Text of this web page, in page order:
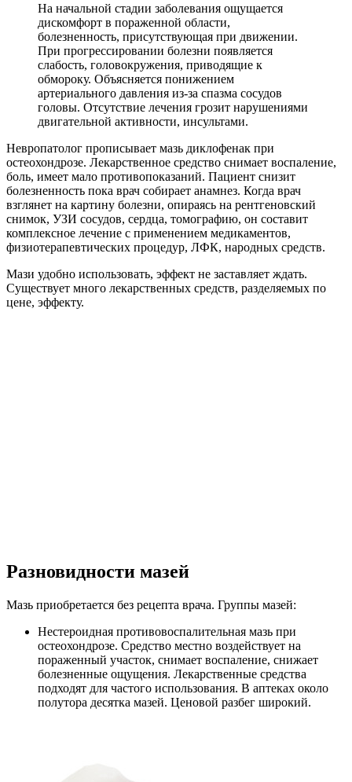
На начальной стадии заболевания ощущается
дискомфорт в пораженной области,
болезненность, присутствующая при движении.
При прогрессировании болезни появляется
слабость, головокружения, приводящие к
обмороку. Объясняется понижением
артериального давления из-за спазма сосудов
головы. Отсутствие лечения грозит нарушениями
двигательной активности, инсультами.
Невропатолог прописывает мазь диклофенак при
остеохондрозе. Лекарственное средство снимает воспаление,
боль, имеет мало противопоказаний. Пациент снизит
болезненность пока врач собирает анамнез. Когда врач
взглянет на картину болезни, опираясь на рентгеновский
снимок, УЗИ сосудов, сердца, томографию, он составит
комплексное лечение с применением медикаментов,
физиотерапевтических процедур, ЛФК, народных средств.
Мази удобно использовать, эффект не заставляет ждать.
Существует много лекарственных средств, разделяемых по
цене, эффекту.
Разновидности мазей
Мазь приобретается без рецепта врача. Группы мазей:
Нестероидная противовоспалительная мазь при
остеохондрозе. Средство местно воздействует на
пораженный участок, снимает воспаление, снижает
болезненные ощущения. Лекарственные средства
подходят для частого использования. В аптеках около
полутора десятка мазей. Ценовой разбег широкий.